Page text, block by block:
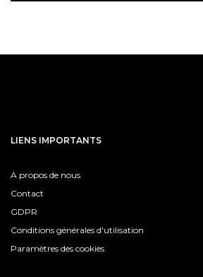
LIENS IMPORTANTS
A propos de nous
Contact
GDPR
Conditions générales d'utilisation
Paramètres des cookies